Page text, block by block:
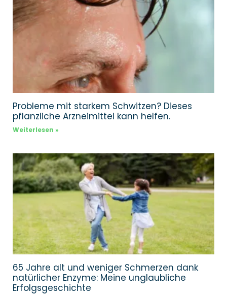
Probleme mit starkem Schwitzen? Dieses
pflanzliche Arzneimittel kann helfen.
Weiterlesen »
65 Jahre alt und weniger Schmerzen dank
natürlicher Enzyme: Meine unglaubliche
Erfolgsgeschichte